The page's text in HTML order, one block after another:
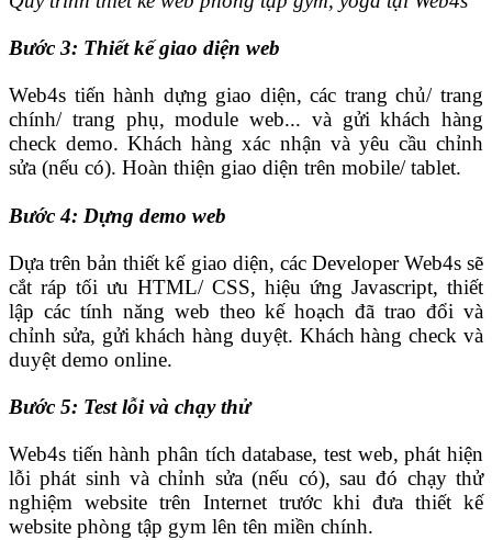
Bước 3: Thiết kế giao diện web
Web4s tiến hành dựng giao diện, các trang chủ/ trang
chính/ trang phụ, module web... và gửi khách hàng
check demo. Khách hàng xác nhận và yêu cầu chỉnh
sửa (nếu có). Hoàn thiện giao diện trên mobile/ tablet.
Bước 4: Dựng demo web
Dựa trên bản thiết kế giao diện, các Developer Web4s sẽ
cắt ráp tối ưu HTML/ CSS, hiệu ứng Javascript, thiết
lập các tính năng web theo kế hoạch đã trao đổi và
chỉnh sửa, gửi khách hàng duyệt. Khách hàng check và
duyệt demo online.
Bước 5: Test lỗi và chạy thử
Web4s tiến hành phân tích database, test web, phát hiện
lỗi phát sinh và chỉnh sửa (nếu có), sau đó chạy thử
nghiệm website trên Internet trước khi đưa thiết kế
website phòng tập gym lên tên miền chính.